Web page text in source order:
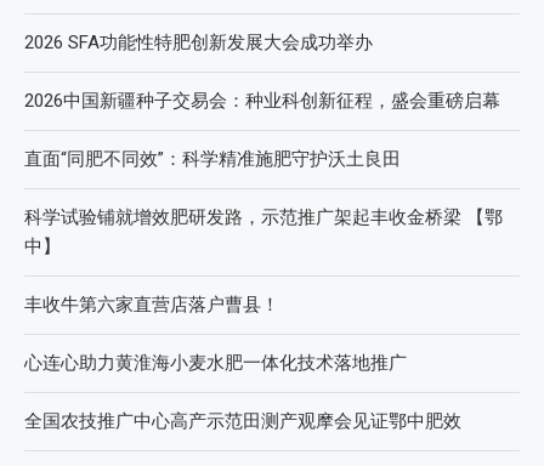
2026 SFA功能性特肥创新发展大会成功举办
2026中国新疆种子交易会：种业科创新征程，盛会重磅启幕
直面“同肥不同效”：科学精准施肥守护沃土良田
科学试验铺就增效肥研发路，示范推广架起丰收金桥梁 【鄂
中】
丰收牛第六家直营店落户曹县！
心连心助力黄淮海小麦水肥一体化技术落地推广
全国农技推广中心高产示范田测产观摩会见证鄂中肥效